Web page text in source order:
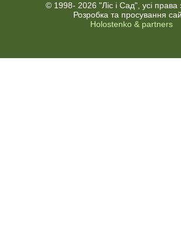
© 1998- 2026 "Ліс і Сад", усі права
Розробка та просування
Holostenko & partners